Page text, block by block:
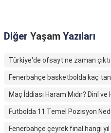
Diğer Yaşam Yazıları
Türkiye'de ofsayt ne zaman
Fenerbahçe basketbolda kaç
Maç İddiası Haram Mıdır? Dinî
Futbolda 11 Temel Pozisyon
Fenerbahçe çeyrek final hangi yıl